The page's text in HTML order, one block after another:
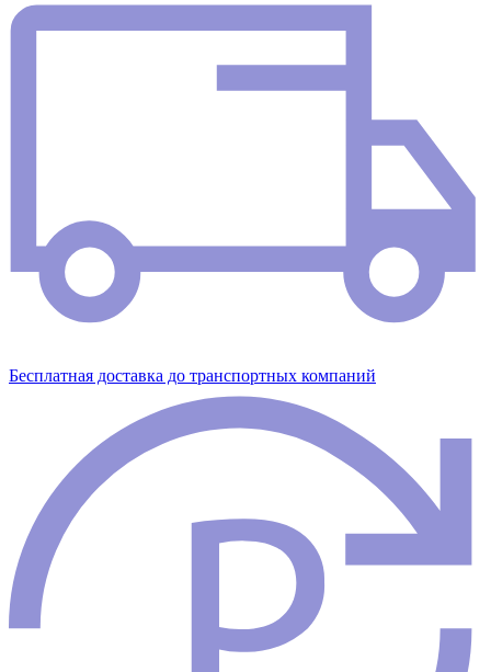
Бесплатная доставка до транспортных компаний